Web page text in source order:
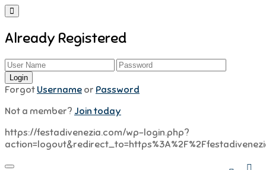
Already Registered
Forgot Username or Password
Not a member? Join today
https://festadivenezia.com/wp-login.php?